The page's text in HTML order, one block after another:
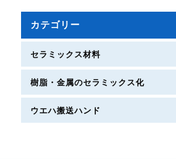
カテゴリー
セラミックス材料
樹脂・金属のセラミックス化
ウエハ搬送ハンド